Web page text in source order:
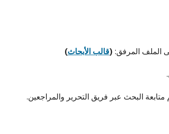
الملف المرفق: (قالب الأبحاث)
البحث عبر فريق التحرير والمراجعين.